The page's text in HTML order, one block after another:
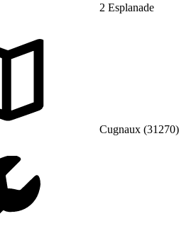
2 Esplanade
Cugnaux (31270)